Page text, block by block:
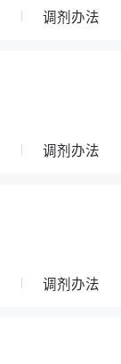
调剂办法
调剂办法
调剂办法